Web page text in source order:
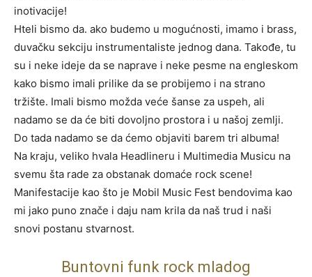
inotivacije!
Hteli bismo da. ako budemo u mogućnosti, imamo i brass,
duvačku sekciju instrumentaliste jednog dana. Takođe, tu
su i neke ideje da se naprave i neke pesme na engleskom
kako bismo imali prilike da se probijemo i na strano
tržište. Imali bismo možda veće šanse za uspeh, ali
nadamo se da će biti dovoljno prostora i u našoj zemlji.
Do tada nadamo se da ćemo objaviti barem tri albuma!
Na kraju, veliko hvala Headlineru i Multimedia Musicu na
svemu šta rade za obstanak domaće rock scene!
Manifestacije kao što je Mobil Music Fest bendovima kao
mi jako puno znače i daju nam krila da naš trud i naši
snovi postanu stvarnost.
Buntovni funk rock mladog